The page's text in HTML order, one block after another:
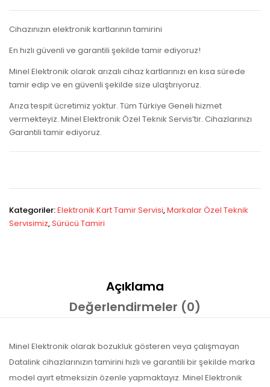
Cihazınızın elektronik kartlarının tamirini
En hızlı güvenli ve garantili şekilde tamir ediyoruz!
Minel Elektronik olarak arızalı cihaz kartlarınızı en kısa sürede
tamir edip ve en güvenli şekilde size ulaştırıyoruz.
Arıza tespit ücretimiz yoktur. Tüm Türkiye Geneli hizmet
vermekteyiz. Minel Elektronik Özel Teknik Servis’tir. Cihazlarınızı
Garantili tamir ediyoruz.
Kategoriler:Elektronik Kart Tamir Servisi,Markalar Özel Teknik
Servisimiz,Sürücü Tamiri
Açıklama
Değerlendirmeler (0)
Minel Elektronik olarak bozukluk gösteren veya çalışmayan
Datalink cihazlarınızın tamirini hızlı ve garantili bir şekilde marka
model ayırt etmeksizin özenle yapmaktayız. Minel Elektronik